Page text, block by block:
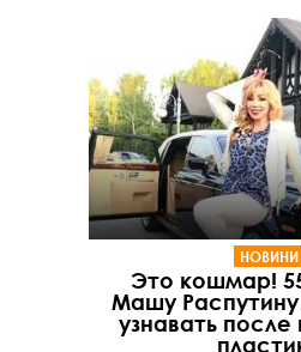
НОВИНИ
Это кошмар!
Машу
узнавать